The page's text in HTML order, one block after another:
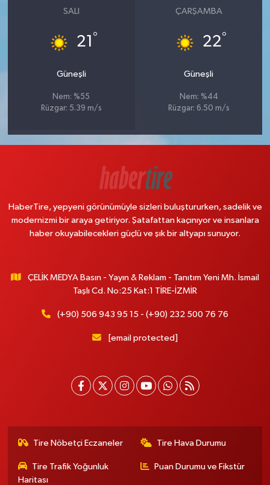
SALI
21 °
Güneşli
Nem: %55
Rüzgar: 5.39 m/s
ÇARŞAMBA
22°
Güneşli
Nem: %44
Rüzgar: 6.50 m/s
HaberTire, yepyeni görünümüyle sizleri buluştururken, sadelik ve
modernizmi bir araya getiriyor. Şatafattan kaçınıyor ve insanlara
haber okuyabilecekleri güçlü ve şık bir altyapı sunuyor.
ÇELİK MEDYA Basın - Yayın & Reklam - Tanıtım Yeni Mh. İsmail
Taşlı Cd. No:25 Kat:1 TİRE-İZMİR
(+90) 506 943 95 15 - (+90) 232 500 76 76
[email protected]
Tire Nöbetçi Eczaneler Tire Hava Durumu
Tire Trafik Yoğunluk
Haritası
Puan Durumu ve Fikstür